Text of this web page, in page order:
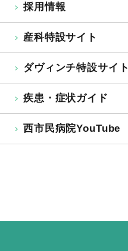
採用情報
産科特設サイト
ダヴィンチ特設サイト
疾患・症状ガイド
西市民病院YouTube